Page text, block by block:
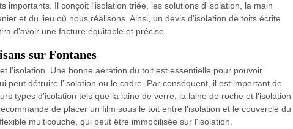
importants. Il conçoit l'isolation triée, les solutions d'isolation, la main
et du lieu où nous réalisons. Ainsi, un devis d'isolation de toits écrite
d'avoir une facture équitable et précise.
sur Fontanes
l'isolation. Une bonne aération du toit est essentielle pour pouvoir
peut détruire l'isolation ou le cadre. Par conséquent, il est important de
types d'isolation tels que la laine de verre, la laine de roche et l'isolation
de placer un film sous le toit entre l'isolation et le couvercle du
multicouche, qui peut être immobilisée sur l'isolation.